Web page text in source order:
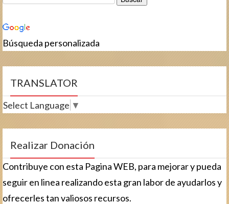
Búsqueda personalizada
TRANSLATOR
Select Language ▼
Realizar Donación
Contribuye con esta Pagina WEB, para mejorar y pueda
seguir en linea realizando esta gran labor de ayudarlos y
ofrecerles tan valiosos recursos.